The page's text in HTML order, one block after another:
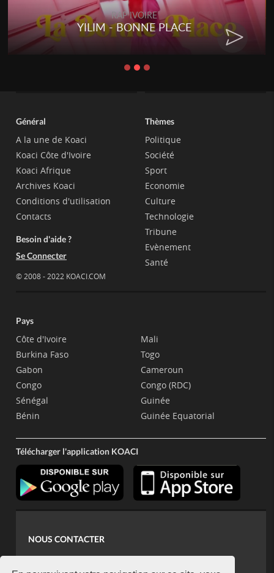
RAP IVOIRE
YILIM - BONNE PLACE
Général
A la une de Koaci
Koaci Côte d'Ivoire
Koaci Afrique
Archives Koaci
Conditions d'utilisation
Contacts
Besoin d'aide ?
Se Connecter
© 2008 - 2022 KOACI.COM
Thèmes
Politique
Société
Sport
Economie
Culture
Technologie
Tribune
Evènement
Santé
Pays
Côte d'Ivoire
Burkina Faso
Gabon
Congo
Sénégal
Bénin
Mali
Togo
Cameroun
Congo (RDC)
Guinée
Guinée Equatorial
Télécharger l'application KOACI
NOUS CONTACTER